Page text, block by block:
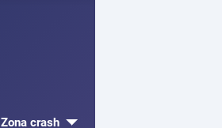
Zona crash